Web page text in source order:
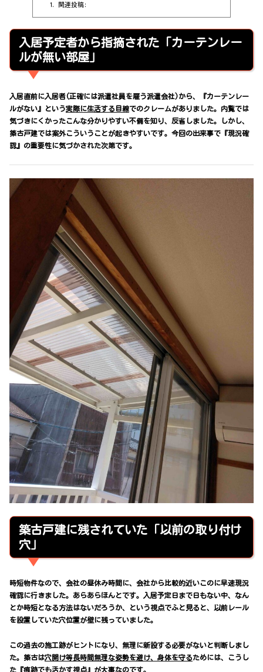
関連投稿:
入居予定者から指摘された「カーテンレー
ルが無い部屋」
入居直前に入居者(正確には派遣社員を雇う派遣会社)から、『カーテンレー
ルがない』という実際に生活する目線でのクレームがありました。内覧では
気づきにくかったこんな分かりやすい不備を知り、反省しました。しかし、
築古戸建では案外こういうことが起きやすいです。今回の出来事で『現況確
認』の重要性に気づかされた次第です。
築古戸建に残されていた「以前の取り付け
穴」
時短物件なので、会社の昼休み時間に、会社から比較的近いこのに早速現況
確認に行きました。あらあらほんとです。入居予定日まで日もない中、なん
とか時短となる方法はないだろうか、という視点でふと見ると、以前レール
を設置していた穴位置が壁に残っていました。
この過去の施工跡がヒントになり、無理に新設する必要がないと判断しまし
た。築古は穴開け等長時間無理な姿勢を避け、身体を守るためには、こうし
た『痕跡でも活かす視点』が大事なのです。